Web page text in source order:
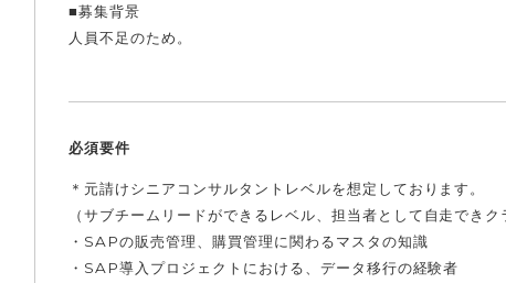
■募集背景
人員不足のため。
必須要件
＊元請けシニアコンサルタントレベルを想定しております。
（サブチームリードができるレベル、担当者として自走できク
・SAPの販売管理、購買管理に関わるマスタの知識
・SAP導入プロジェクトにおける、データ移行の経験者